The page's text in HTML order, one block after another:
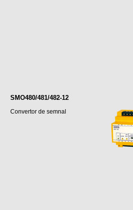
SMO480/481/482-12
Convertor de semnal